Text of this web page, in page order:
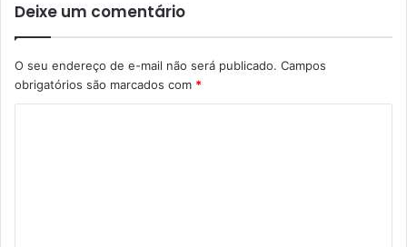
Deixe um comentário
O seu endereço de e-mail não será publicado. Campos
obrigatórios são marcados com *